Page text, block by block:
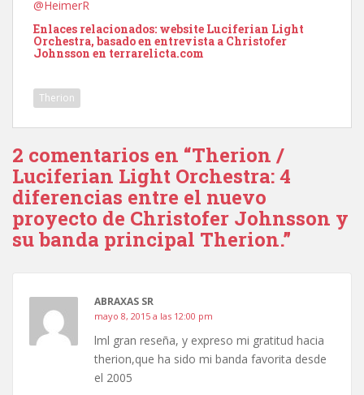
@HeimerR
Enlaces relacionados: website Luciferian Light
Orchestra, basado en entrevista a Christofer
Johnsson en terrarelicta.com
Therion
2 comentarios en “Therion /
Luciferian Light Orchestra: 4
diferencias entre el nuevo
proyecto de Christofer Johnsson y
su banda principal Therion.”
ABRAXAS SR
mayo 8, 2015 a las 12:00 pm
lml gran reseña, y expreso mi gratitud hacia
therion,que ha sido mi banda favorita desde
el 2005